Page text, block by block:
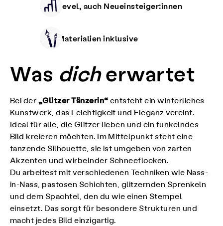
Alle Level, auch Neueinsteiger:innen
Alle Materialien inklusive
Was dicherwartet
Bei der „Glitzer Tänzerin“ entsteht ein winterliches
Kunstwerk, das Leichtigkeit und Eleganz vereint.
Ideal für alle, die Glitzer lieben und ein funkelndes
Bild kreieren möchten. Im Mittelpunkt steht eine
tanzende Silhouette, sie ist umgeben von zarten
Akzenten und wirbelnder Schneeflocken.
Du arbeitest mit verschiedenen Techniken wie Nass-
in-Nass, pastosen Schichten, glitzernden Sprenkeln
und dem Spachtel, den du wie einen Stempel
einsetzt. Das sorgt für besondere Strukturen und
macht jedes Bild einzigartig.